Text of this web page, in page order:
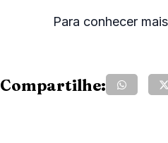
Para conhecer
Compartilhe: